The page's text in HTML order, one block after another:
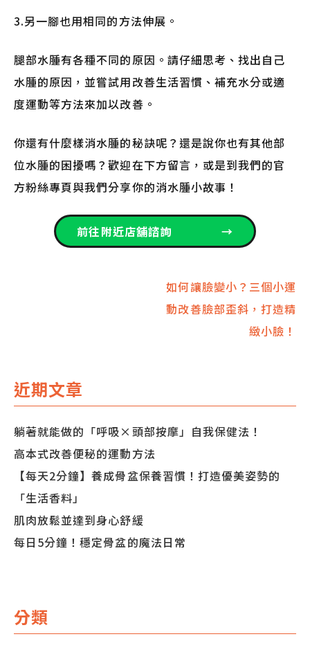
3.另一腳也用相同的方法伸展。
腿部水腫有各種不同的原因。請仔細思考、找出自己
水腫的原因，並嘗試用改善生活習慣、補充水分或適
度運動等方法來加以改善。
你還有什麼樣消水腫的秘訣呢？還是說你也有其他部
位水腫的困擾嗎？歡迎在下方留言，或是到我們的官
方粉絲專頁與我們分享你的消水腫小故事！
前往附近店舖諮詢 →
覽
如何讓臉變小？三個小運
動改善臉部歪斜，打造精
緻小臉！
近期文章
躺著就能做的「呼吸×頭部按摩」自我保健法！
高本式改善便秘的運動方法
【每天2分鐘】養成骨盆保養習慣！打造優美姿勢的
「生活香料」
肌肉放鬆並達到身心舒緩
每日5分鐘！穩定骨盆的魔法日常
分類